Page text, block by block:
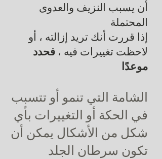
أن يسبب النزيف والعدوى
المحتملة
إذا قررت أنك تريد إزالته ، أو
لاحظت تغييرات فيه ، فحدد
موعدًا
الشامة التي تنمو أو تتسبب
في الحكة أو التغييرات بأي
شكل من الأشكال يمكن أن
تكون سرطان الجلد